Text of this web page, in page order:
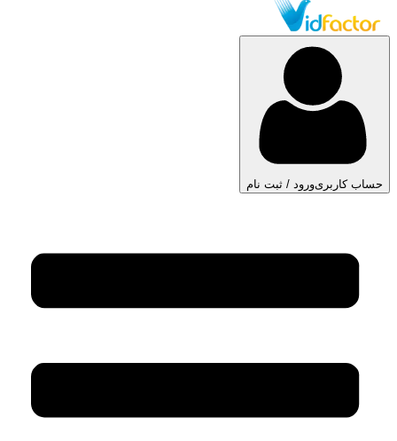
حساب کاربریورود / ثبت نام